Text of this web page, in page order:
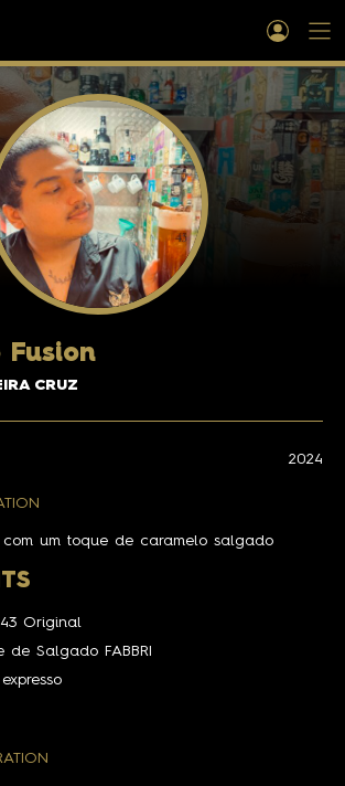
Fusion
CRUZ
2024
um toque de caramelo salgado
Original
de Salgado FABBRI